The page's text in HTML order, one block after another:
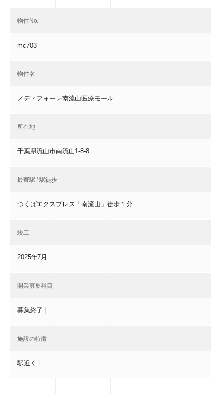
物件No.
mc703
物件名
メディフォーレ南流山医療モール
所在地
千葉県流山市南流山1-8-8
最寄駅 / 駅徒歩
つくばエクスプレス「南流山」徒歩１分
竣工
2025年7月
開業募集科目
募集終了
施設の特徴
駅近く